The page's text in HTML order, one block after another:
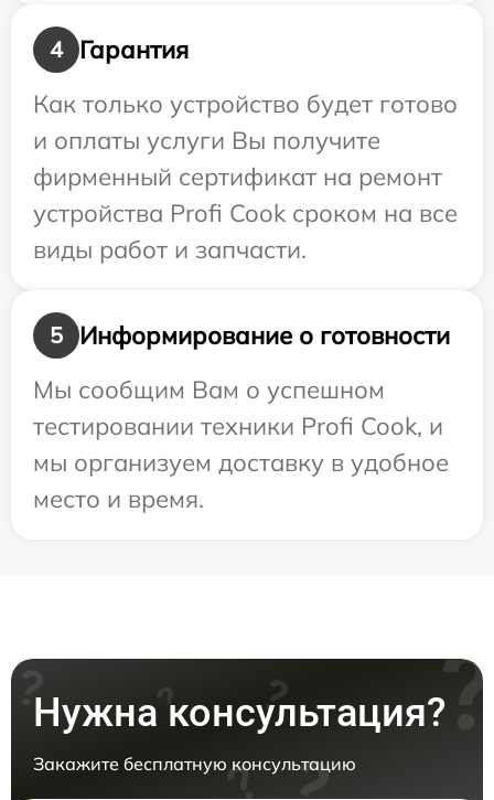
4
Гарантия
Как только устройство будет готово
и оплаты услуги Вы получите
фирменный сертификат на ремонт
устройства Profi Cook сроком на все
виды работ и запчасти.
5
Информирование о готовности
Мы сообщим Вам о успешном
тестировании техники Profi Cook, и
мы организуем доставку в удобное
место и время.
Нужна консультация?
Закажите бесплатную консультацию